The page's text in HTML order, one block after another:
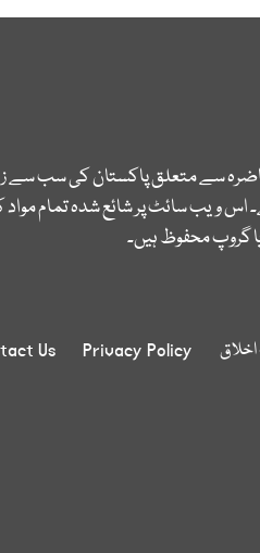
سے متعلق پاکستان کی سب سے
ویب سائٹ پر شائع شدہ تمام
گروپ محفوظ ہیں۔
Privacy Policy
Us